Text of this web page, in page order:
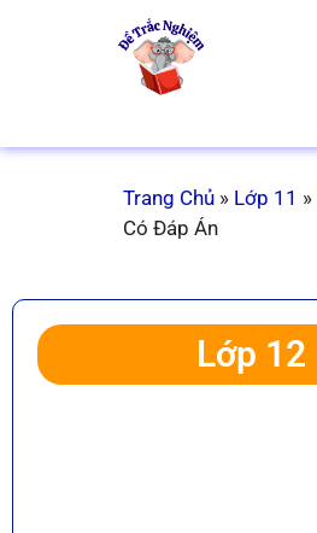
Trang Chủ » Lớp 11 »
Có Đáp Án
Lớp 12